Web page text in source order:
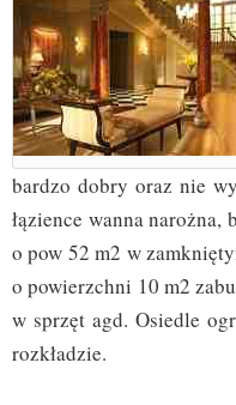
bardzo dobry oraz nie
łązience wanna
o pow 52 m2 w
o powierzchni 10 m2
w sprzęt agd. Osiedle
rozkładzie.